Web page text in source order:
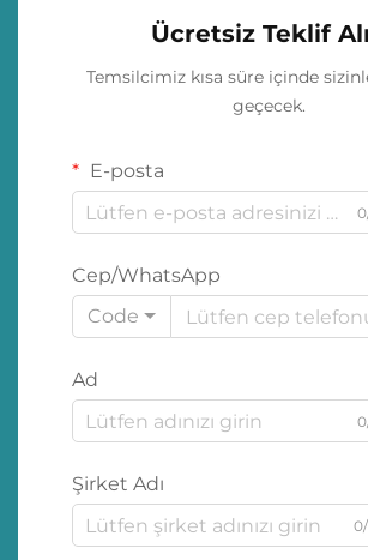
Ücretsiz Teklif
Temsilcimiz kısa süre içinde
geçecek.
E-posta
Cep/WhatsApp
Code
Ad
Şirket Adı